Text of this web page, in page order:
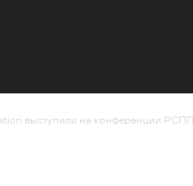
выступили на конференции РСПП